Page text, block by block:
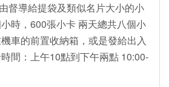
督導給提袋及類似名片大小的小
時，600張小卡 兩天總共八個小
車的前置收納箱，或是發給出入
間：上午10點到下午兩點 10:00-